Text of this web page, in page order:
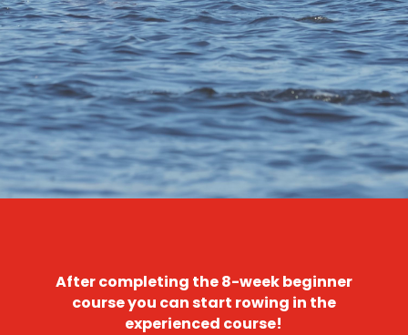
After completing the 8-week beginner
course you can start rowing in the
experienced course!